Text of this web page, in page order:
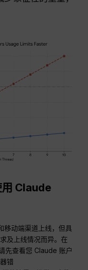
Claude
移动端渠道上线，但具
及上线情况而异。在
先查看您 Claude 账户
错